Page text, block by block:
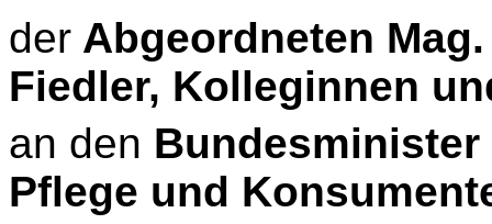
der Abgeordneten
Fiedler, Kolleginnen
an den Bundesminister
Pflege und